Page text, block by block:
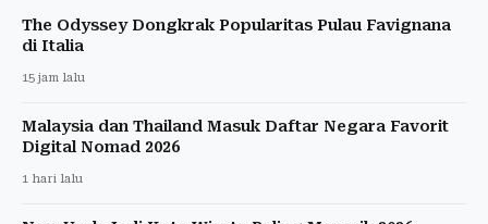
The Odyssey Dongkrak Popularitas Pulau Favignana
di Italia
15 jam lalu
Malaysia dan Thailand Masuk Daftar Negara Favorit
Digital Nomad 2026
1 hari lalu